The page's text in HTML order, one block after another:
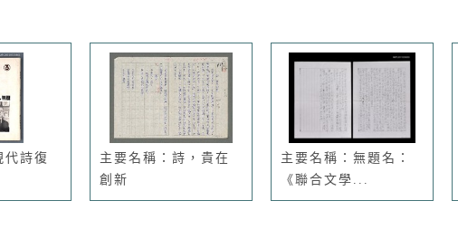
代詩復
主要名稱：詩，貴在
創新
主要名稱：無題名：
《聯合文學...